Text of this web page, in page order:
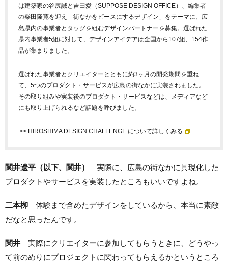
は建築家の谷尻誠と吉田愛（SUPPOSE DESIGN OFFICE）、編集者
の柴田隆寛を迎え「街なかをピースにするデザイン」をテーマに、広
島県内の事業者とタッグを組むデザインパートナーを募集。選ばれた
県内事業者5組に対して、デザインアイデアは全国から107組、154作
品が集まりました。
選ばれた事業者とクリエイターとともに約3ヶ月の開発期間を重ね
て、5つのプロダクト・サービスが広島の街なかに実装されました。
その取り組みや実装後のプロダクト・サービスなどは、メディアなど
にも取り上げられるなど話題を呼びました。
>> HIROSHIMA DESIGN CHALLENGE について詳しくみる
関井遼平（以下、関井）
実際に、広島の街なかに具現化した
プロダクトやサービスを実装したところもいいですよね。
二本栁 体験まで含めたデザインをしているから、本当に素敵
だなと思ったんです。
関井 実際にクリエイターに参加してもらうときに、どうやっ
て前のめりにプロジェクトに関わってもらえるかというところ